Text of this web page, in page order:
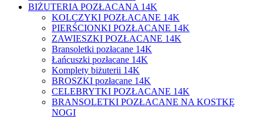
BIŻUTERIA POZŁACANA 14K
KOLCZYKI POZŁACANE 14K
PIERŚCIONKI POZŁACANE 14K
ZAWIESZKI POZŁACANE 14K
Bransoletki pozłacane 14K
Łańcuszki pozłacane 14K
Komplety biżuterii 14K
BROSZKI pozłacane 14K
CELEBRYTKI POZŁACANE 14K
BRANSOLETKI POZŁACANE NA KOSTKĘ
NOGI